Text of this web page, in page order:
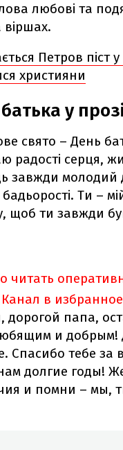
любові та
віршах.
Петров піст
християни
у
свято – День
радості серця,
завжди молодий
Ти –
щоб ти завжди
читать
в
дорогой папа,
и добрым!
Спасибо тебе за
долгие годы!
и помни – мы,